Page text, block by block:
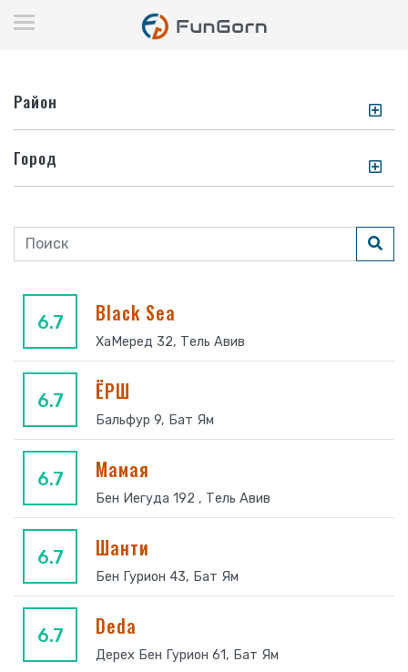
Район
Город
6.7 Black Sea
ХаМеред 32, Тель Авив
6.7 ЁРШ
Бальфур 9, Бат Ям
6.7 Мамая
Бен Иегуда 192 , Тель Авив
6.7 Шанти
Бен Гурион 43, Бат Ям
6.7 Deda
Дерех Бен Гурион 61, Бат Ям